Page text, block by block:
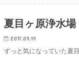
夏目ヶ原浄水場
2017.09.19
ずっと気になっていた夏